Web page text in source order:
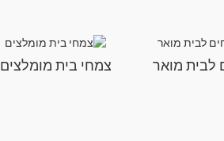
לבית מואר צמחי בית מומלצים